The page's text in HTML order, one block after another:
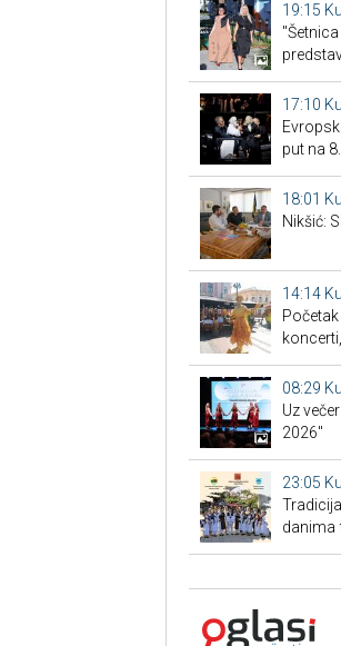
19:15
17:10
put na
18:01
Nikšić:
14:14
08:29
Uz
2026"
23:05
danima